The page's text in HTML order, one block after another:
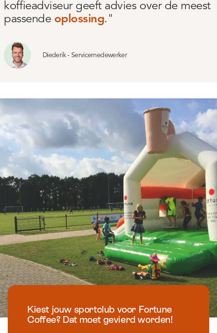
koffieadviseur geeft advies over de meest
passendeoplossing."
Diederik - Servicemedewerker
Kiest jouw sportclub voor Fortune
Coffee? Dat moet gevierd worden!